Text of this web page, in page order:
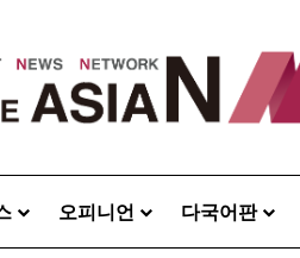
오피니언 다국어판